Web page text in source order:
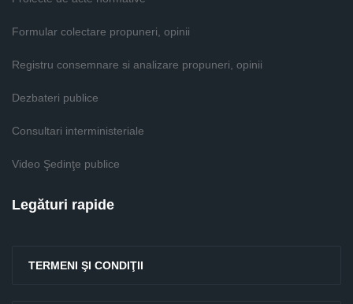
Formular colectare propuneri, opinii
Registru consemnare si analizare propuneri, opinii
Dezbateri publice
Consultari interministeriale
Video Şedinţe publice
Legături rapide
TERMENI ŞI CONDIŢII